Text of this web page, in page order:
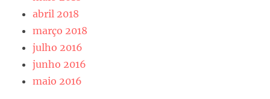
abril 2018
março 2018
julho 2016
junho 2016
maio 2016